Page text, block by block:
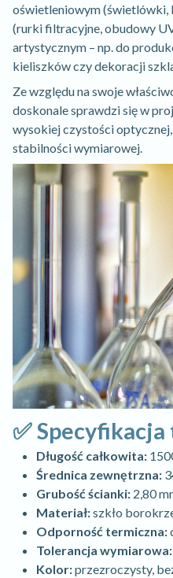
oświetleniowym (świetlówki,
(rurki filtracyjne, obudowy
artystycznym – np. do
kieliszków czy dekoracji
Ze względu na swoje
doskonale sprawdzi się w
wysokiej czystości
stabilności wymiarowej.
✅
Długość całkowita:
Średnica zewnętrzna:
Grubość ścianki: 2,80
Materiał:szkło
Odporność termiczna:
Tolerancja wymiarowa:
Kolor:przezroczysty,